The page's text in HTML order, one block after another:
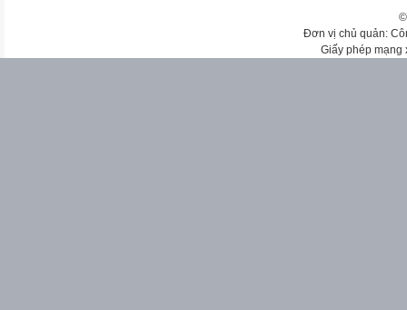
Đơn vị chủ quản:
Giấy phép mạng